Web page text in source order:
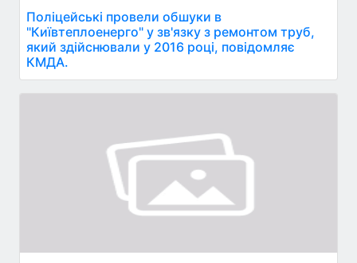
Поліцейські провели обшуки в
"Київтеплоенерго" у зв'язку з ремонтом труб,
який здійснювали у 2016 році, повідомляє
КМДА.